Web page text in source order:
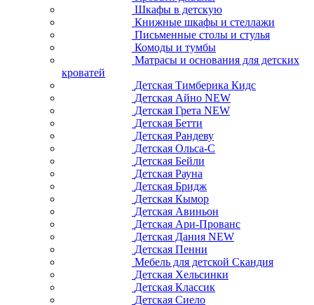
Шкафы в детскую
Книжные шкафы и стеллажи
Письменные столы и стулья
Комоды и тумбы
Матрасы и основания для детских
кроватей
Детская Тимберика Кидс
Детская Айно NEW
Детская Грета NEW
Детская Бетти
Детская Рандеву
Детская Ольса-С
Детская Бейли
Детская Рауна
Детская Бридж
Детская Кымор
Детская Авиньон
Детская Ари-Прованс
Детская Дания NEW
Детская Пенни
Мебель для детской Скандия
Детская Хельсинки
Детская Классик
Детская Сиело